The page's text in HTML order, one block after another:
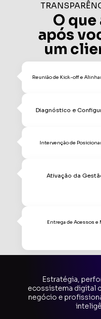
O
após
um
Reunião de Kick-off e
Diagnóstico e
Intervenção de
Ativação da
Entrega de Acessos
Estratégia,
ecossistema digital
negócio e